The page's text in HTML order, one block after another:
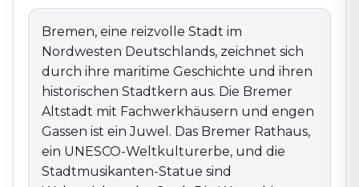
eine malerische Kulisse für Spaziergänge. Bremen hat
Kunst- und Kulturangebote wie die Bremer Kunsthalle
und das Theater Bremen. Die Hanseatische
Gastfreundschaft spiegelt sich in gemütlichen
Kneipen und Restaurants wider. Genießen Sie Bremer
Klaben und den Bremer Bürgerpark für Spaziergänge
und Picknicks.Bremen, reich an Geschichte und
modern zugleich, bietet eine einzigartige Mischung
aus Tradition und Innovation. Tauchen Sie in das
Bremen, eine reizvolle Stadt im
Nordwesten Deutschlands, zeichnet sich
durch ihre maritime Geschichte und ihren
historischen Stadtkern aus. Die Bremer
Altstadt mit Fachwerkhäusern und engen
Gassen ist ein Juwel. Das Bremer Rathaus,
ein UNESCO-Weltkulturerbe, und die
Stadtmusikanten-Statue sind